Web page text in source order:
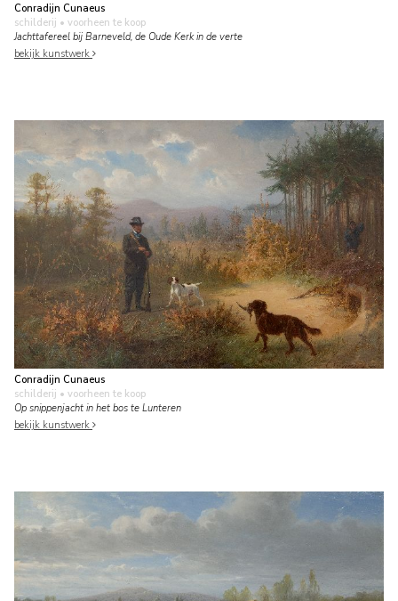
Conradijn Cunaeus
schilderij • voorheen te koop
Jachttafereel bij Barneveld, de Oude Kerk in de verte
bekijk kunstwerk
Conradijn Cunaeus
schilderij • voorheen te koop
Op snippenjacht in het bos te Lunteren
bekijk kunstwerk